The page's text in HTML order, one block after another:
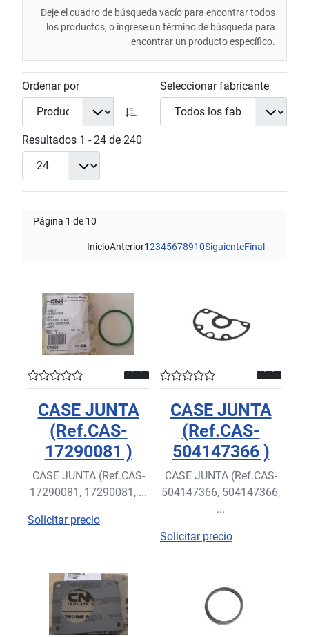
Deje el cuadro de búsqueda vacío para encontrar todos
los productos, o ingrese un término de búsqueda para
encontrar un producto específico.
Ordenar por Seleccionar fabricante
Resultados 1 - 24 de 240
Página 1 de 10
InicioAnterior12345678910SiguienteFinal
CASE JUNTA
(Ref.CAS-
17290081 )
CASE JUNTA (Ref.CAS-
17290081, 17290081, ...
Solicitar precio
CASE JUNTA
(Ref.CAS-
504147366 )
CASE JUNTA (Ref.CAS-
504147366, 504147366,
...
Solicitar precio